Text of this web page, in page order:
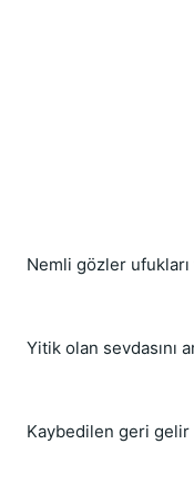
Nemli gözler ufukları
Yitik olan sevdasını
Kaybedilen geri gelir